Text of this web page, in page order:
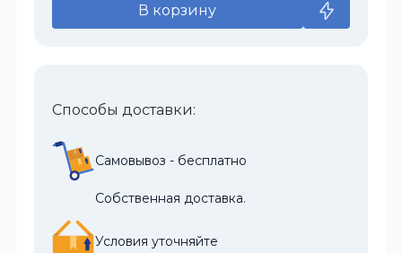
В корзину
Способы доставки:
Самовывоз - бесплатно
Собственная доставка.
Условия уточняйте